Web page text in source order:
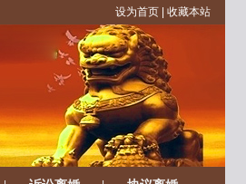
设为首页 收藏本站